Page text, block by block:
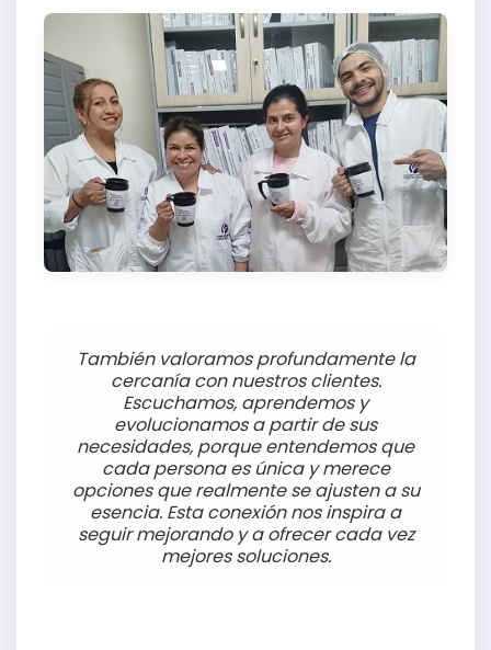
También valoramos profundamente la
cercanía con nuestros clientes.
Escuchamos, aprendemos y
evolucionamos a partir de sus
necesidades, porque entendemos que
cada persona es única y merece
opciones que realmente se ajusten a su
esencia. Esta conexión nos inspira a
seguir mejorando y a ofrecer cada vez
mejores soluciones.